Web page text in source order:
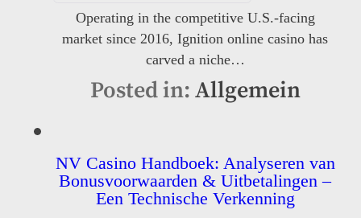
Operating in the competitive U.S.-facing
market since 2016, Ignition online casino has
carved a niche…
Posted in: Allgemein
NV Casino Handboek: Analyseren van
Bonusvoorwaarden & Uitbetalingen –
Een Technische Verkenning